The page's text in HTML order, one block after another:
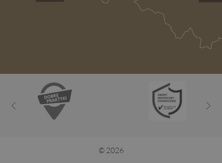
© 2026